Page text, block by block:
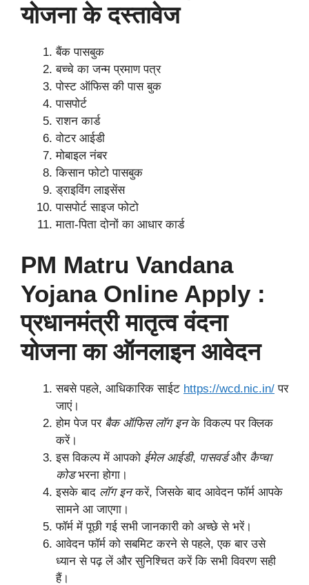
योजना के दस्तावेज
बैंक पासबुक
बच्चे का जन्म प्रमाण पत्र
पोस्ट ऑफिस की पास बुक
पासपोर्ट
राशन कार्ड
वोटर आईडी
मोबाइल नंबर
किसान फोटो पासबुक
ड्राइविंग लाइसेंस
पासपोर्ट साइज फोटो
माता-पिता दोनों का आधार कार्ड
PM Matru Vandana
Yojana Online Apply :
प्रधानमंत्री मातृत्व वंदना
योजना का ऑनलाइन आवेदन
सबसे पहले, आधिकारिक साईट https://wcd.nic.in/ पर
जाएं।
होम पेज पर बैक ऑफिस लॉग इनके विकल्प पर क्लिक
करें।
इस विकल्प में आपको ईमेल आईडी, पासवर्डऔर कैप्चा
कोडभरना होगा।
इसके बाद लॉग इनकरें, जिसके बाद आवेदन फॉर्म आपके
सामने आ जाएगा।
फॉर्म में पूछी गई सभी जानकारी को अच्छे से भरें।
आवेदन फॉर्म को सबमिट करने से पहले, एक बार उसे
ध्यान से पढ़ लें और सुनिश्चित करें कि सभी विवरण सही
हैं।